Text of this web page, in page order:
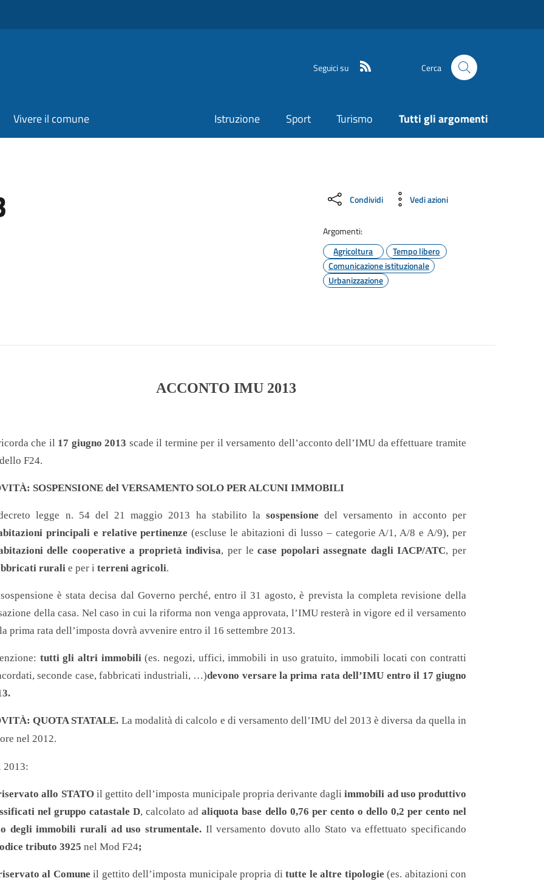
Seguici su Cerca
Vivere il comune Istruzione Sport Turismo Tutti gli argomenti
Condividi Vedi azioni
Argomenti:
Agricoltura
Tempo libero
Comunicazione istituzionale
Urbanizzazione
ACCONTO IMU 2013
che il 17 giugno 2013 scade il termine per il versamento dell’acconto dell’IMU da effettuare tramite
F24.
SOSPENSIONE del VERSAMENTO SOLO PER ALCUNI IMMOBILI
legge n. 54 del 21 maggio 2013 ha stabilito lasospensionedel versamento in acconto per
principali e relative pertinenze(escluse le abitazioni di lusso – categorie A/1, A/8 e A/9), per
delle cooperative a proprietà indivisa, per lecase popolari assegnate dagli IACP/ATC, per
rurali e per i terreni agricoli.
è stata decisa dal Governo perché, entro il 31 agosto, è prevista la completa revisione della
della casa. Nel caso in cui la riforma non venga approvata, l’IMU resterà in vigore ed il versamento
prima rata dell’imposta dovrà avvenire entro il 16 settembre 2013.
tutti gli altri immobili(es. negozi, uffici, immobili in uso gratuito, immobili locati con contratti
seconde case, fabbricati industriali, …)devono versare la prima rata dell’IMU entro il 17 giugno
QUOTA STATALE. La modalità di calcolo e di versamento dell’IMU del 2013 è diversa da quella in
nel 2012.
2013:
allo STATO il gettito dell’imposta municipale propria derivante dagliimmobili ad uso produttivo
nel gruppo catastale D, calcolato adaliquota base dello 0,76 per cento o dello 0,2 per cento nel
degli immobili rurali ad uso strumentale. Il versamento dovuto allo Stato va effettuato specificando
tributo 3925 nel Mod F24;
al Comune il gettito dell’imposta municipale propria di tutte le altre tipologie (es. abitazioni con